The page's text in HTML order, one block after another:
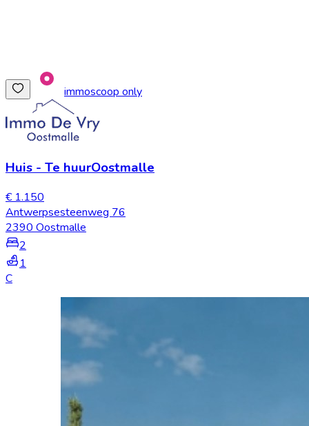
immoscoop only
Huis - Te huurOostmalle
€ 1.150
Antwerpsesteenweg 76
2390 Oostmalle
2
1
C